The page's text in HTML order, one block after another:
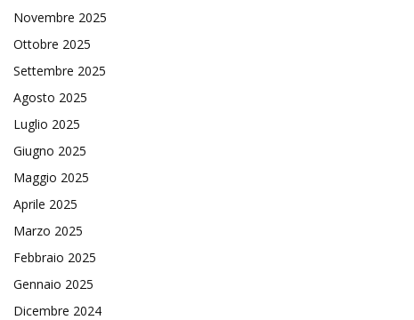
Novembre 2025
Ottobre 2025
Settembre 2025
Agosto 2025
Luglio 2025
Giugno 2025
Maggio 2025
Aprile 2025
Marzo 2025
Febbraio 2025
Gennaio 2025
Dicembre 2024